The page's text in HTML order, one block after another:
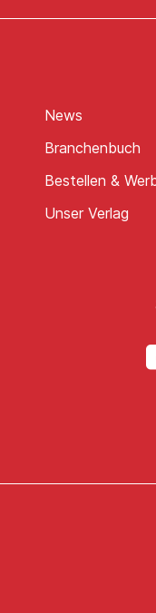
News
Branchenbuch
Bestellen &
Unser Verlag